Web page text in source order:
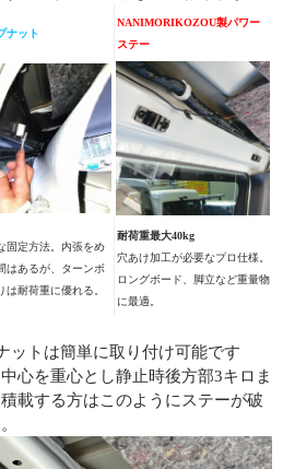
ナット
NANIMORIKOZOU製パワー
ステー
固定方法。内張をめ
はあるが、ターンボ
は耐荷重に優れる。
耐荷重最大40kg
穴あけ加工が必要なプロ仕様。
ロングボード、脚立など重量物
に最適。
ットは簡単に取り付け可能です
心を重心とし静止時後方部3キロま
載する方はこのようにステーが破